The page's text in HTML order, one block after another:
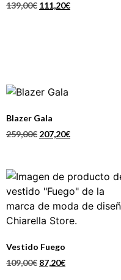
139,00€ 111,20€
Blazer Gala
259,00€ 207,20€
Vestido Fuego
109,00€ 87,20€